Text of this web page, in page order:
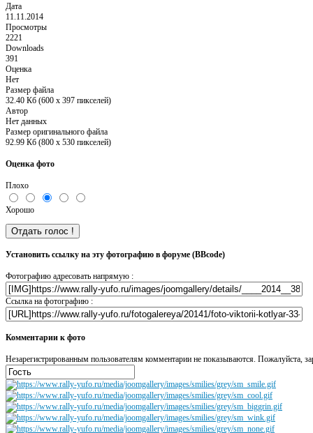
Дата
11.11.2014
Просмотры
2221
Downloads
391
Оценка
Нет
Размер файла
32.40 Кб (600 x 397 пикселей)
Автор
Нет данных
Размер оригинального файла
92.99 Кб (800 x 530 пикселей)
Оценка фото
Плохо
Хорошо
Установить ссылку на эту фотографию в форуме (BBcode)
Фотографию адресовать напрямую :
Ссылка на фотографию :
Комментарии к фото
Незарегистрированным пользователям комментарии не показываются. Пожалуйста,